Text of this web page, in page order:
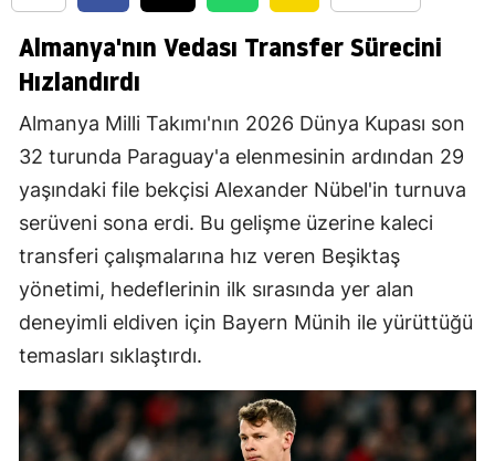
Almanya'nın Vedası Transfer Sürecini
Hızlandırdı
Almanya Milli Takımı'nın 2026 Dünya Kupası son
32 turunda Paraguay'a elenmesinin ardından 29
yaşındaki file bekçisi Alexander Nübel'in turnuva
serüveni sona erdi. Bu gelişme üzerine kaleci
transferi çalışmalarına hız veren Beşiktaş
yönetimi, hedeflerinin ilk sırasında yer alan
deneyimli eldiven için Bayern Münih ile yürüttüğü
temasları sıklaştırdı.